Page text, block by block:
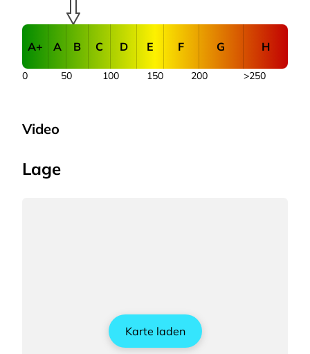
A+ A B C D E F G H
50 100 150 200
0 >250
Video
Lage
Karte laden